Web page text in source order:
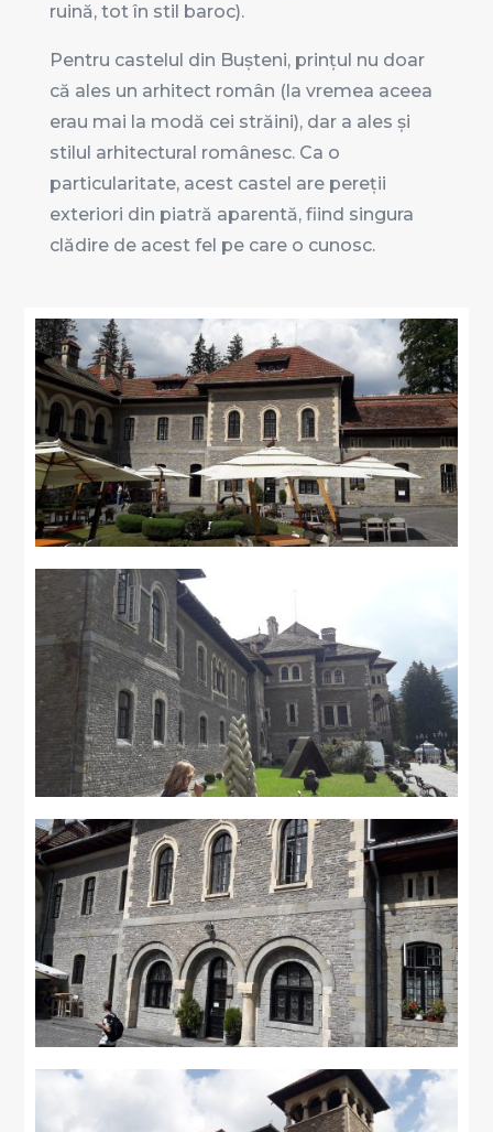
ruină, tot în stil baroc).
Pentru castelul din Bușteni, prințul nu doar
că ales un arhitect român (la vremea aceea
erau mai la modă cei străini), dar a ales și
stilul arhitectural românesc. Ca o
particularitate, acest castel are pereții
exteriori din piatră aparentă, fiind singura
clădire de acest fel pe care o cunosc.